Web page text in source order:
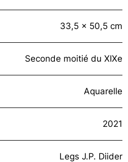
33,5 x 50,5 cm
Seconde moitié du XIXe
Aquarelle
2021
Legs J.P. Diider